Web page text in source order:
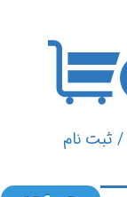
/ ثبت نام